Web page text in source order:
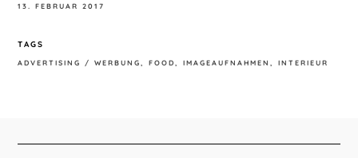
13. FEBRUAR 2017
TAGS
ADVERTISING / WERBUNG FOOD IMAGEAUFNAHMEN INTERIEUR